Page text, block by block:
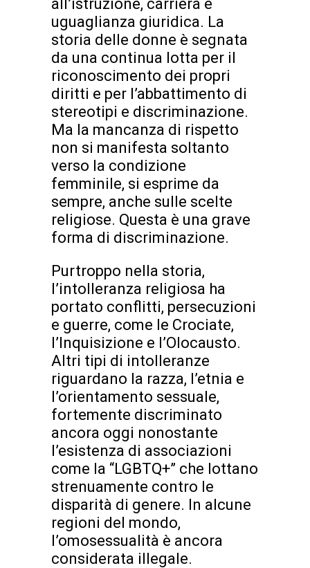
all’istruzione, carriera e
uguaglianza giuridica. La
storia delle donne è segnata
da una continua lotta per il
riconoscimento dei propri
diritti e per l’abbattimento di
stereotipi e discriminazione.
Ma la mancanza di rispetto
non si manifesta soltanto
verso la condizione
femminile, si esprime da
sempre, anche sulle scelte
religiose. Questa è una grave
forma di discriminazione.
Purtroppo nella storia,
l’intolleranza religiosa ha
portato conflitti, persecuzioni
e guerre, come le Crociate,
l’Inquisizione e l’Olocausto.
Altri tipi di intolleranze
riguardano la razza, l’etnia e
l’orientamento sessuale,
fortemente discriminato
ancora oggi nonostante
l’esistenza di associazioni
come la “LGBTQ+” che lottano
strenuamente contro le
disparità di genere. In alcune
regioni del mondo,
l’omosessualità è ancora
considerata illegale.